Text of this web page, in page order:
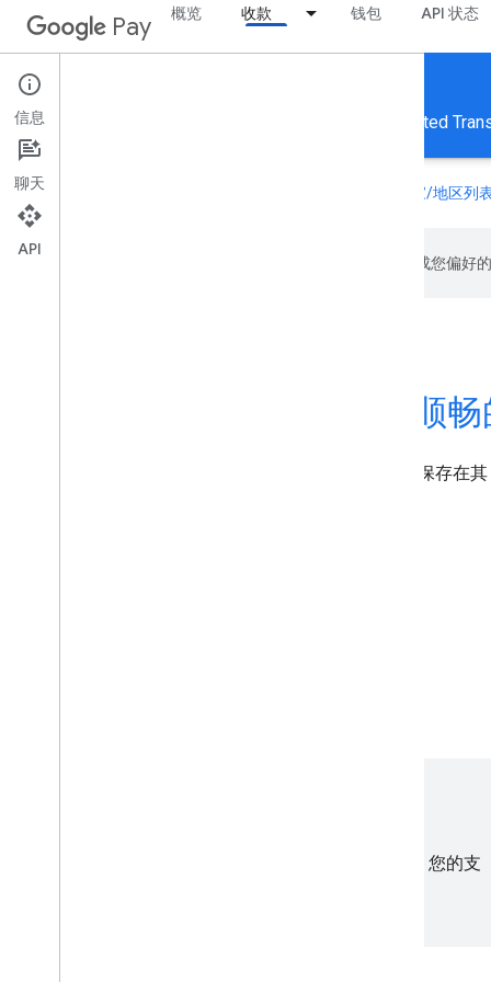
Pay 概览 收款 钱包 API 状态
Google Pay for Payments
获取指向 Android 和 Web API 参考文档以及 Facilitated
Google Pay API 现已在全球范围内推出。请参阅 支持的国家/地区列
Google 会使用 AI 技术将内容翻译成您偏好
在您的应用或网站中打造顺
借助 Google Pay，您的客户只需按下按钮即可使用保存在
Google 不会收取任何接受 Google Pay 的额外费用。您的支
信息
聊天
API